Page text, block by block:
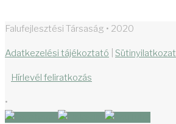
Falufejlesztési Társaság • 2020
Adatkezelési tájékoztató Sütinyilatkozat
Hírlevél feliratkozás
•